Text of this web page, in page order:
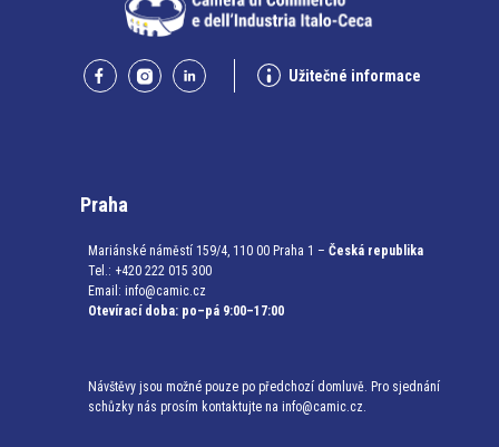
Užitečné informace
Praha
Mariánské náměstí 159/4, 110 00 Praha 1 – Česká republika
Tel.: +420 222 015 300
Email: info@camic.cz
Otevírací doba: po–pá 9:00–17:00
Návštěvy jsou možné pouze po předchozí domluvě. Pro sjednání
schůzky nás prosím kontaktujte na info@camic.cz.